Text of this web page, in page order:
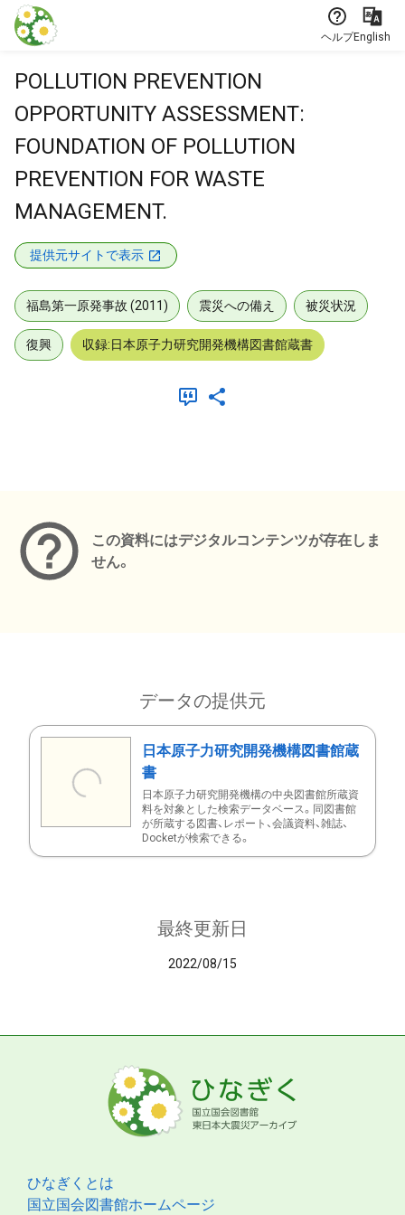
本文に飛ぶ
ヘルプEnglish
POLLUTION PREVENTION
OPPORTUNITY ASSESSMENT:
FOUNDATION OF POLLUTION
PREVENTION FOR WASTE
MANAGEMENT.
提供元サイトで表示
福島第一原発事故 (2011) 震災への備え 被災状況
復興 収録:日本原子力研究開発機構図書館蔵書
この資料にはデジタルコンテンツが存在しま
せん。
データの提供元
日本原子力研究開発機構図書館蔵
書
日本原子力研究開発機構の中央図書館所蔵資
料を対象とした検索データベース。同図書館
が所蔵する図書、レポート、会議資料、雑誌、
Docketが検索できる。
最終更新日
2022/08/15
ひなぎくとは
国立国会図書館ホームページ